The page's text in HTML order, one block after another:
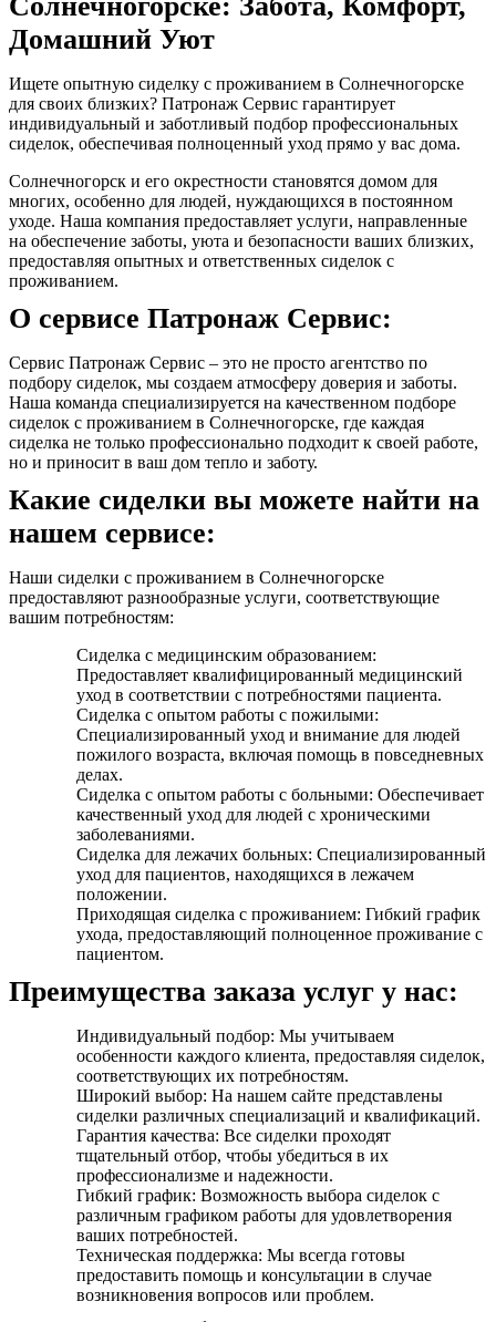
Солнечногорске: Забота, Комфорт,
Домашний Уют
Ищете опытную сиделку с проживанием в Солнечногорске
для своих близких? Патронаж Сервис гарантирует
индивидуальный и заботливый подбор профессиональных
сиделок, обеспечивая полноценный уход прямо у вас дома.
Солнечногорск и его окрестности становятся домом для
многих, особенно для людей, нуждающихся в постоянном
уходе. Наша компания предоставляет услуги, направленные
на обеспечение заботы, уюта и безопасности ваших близких,
предоставляя опытных и ответственных сиделок с
проживанием.
О сервисе Патронаж Сервис:
Сервис Патронаж Сервис – это не просто агентство по
подбору сиделок, мы создаем атмосферу доверия и заботы.
Наша команда специализируется на качественном подборе
сиделок с проживанием в Солнечногорске, где каждая
сиделка не только профессионально подходит к своей работе,
но и приносит в ваш дом тепло и заботу.
Какие сиделки вы можете найти на
нашем сервисе:
Наши сиделки с проживанием в Солнечногорске
предоставляют разнообразные услуги, соответствующие
вашим потребностям:
Сиделка с медицинским образованием:
Предоставляет квалифицированный медицинский
уход в соответствии с потребностями пациента.
Сиделка с опытом работы с пожилыми:
Специализированный уход и внимание для людей
пожилого возраста, включая помощь в повседневных
делах.
Сиделка с опытом работы с больными: Обеспечивает
качественный уход для людей с хроническими
заболеваниями.
Сиделка для лежачих больных: Специализированный
уход для пациентов, находящихся в лежачем
положении.
Приходящая сиделка с проживанием: Гибкий график
ухода, предоставляющий полноценное проживание с
пациентом.
Преимущества заказа услуг у нас:
Индивидуальный подбор: Мы учитываем
особенности каждого клиента, предоставляя сиделок,
соответствующих их потребностям.
Широкий выбор: На нашем сайте представлены
сиделки различных специализаций и квалификаций.
Гарантия качества: Все сиделки проходят
тщательный отбор, чтобы убедиться в их
профессионализме и надежности.
Гибкий график: Возможность выбора сиделок с
различным графиком работы для удовлетворения
ваших потребностей.
Техническая поддержка: Мы всегда готовы
предоставить помощь и консультации в случае
возникновения вопросов или проблем.